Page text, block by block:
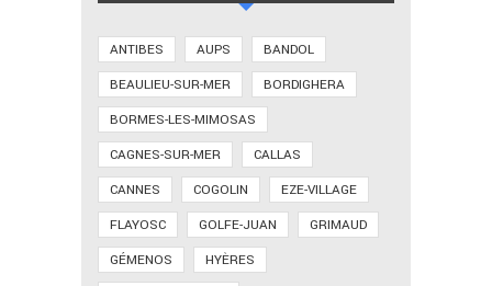
ANTIBES AUPS
BANDOL
BEAULIEU-SUR-MER
BORDIGHERA
BORMES-LES-MIMOSAS
CAGNES-SUR-MER
CALLAS
CANNES
COGOLIN
EZE-VILLAGE
FLAYOSC
GOLFE-JUAN
GRIMAUD
GÉMENOS
HYÈRES